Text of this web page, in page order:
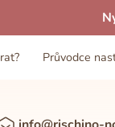
Průvodce